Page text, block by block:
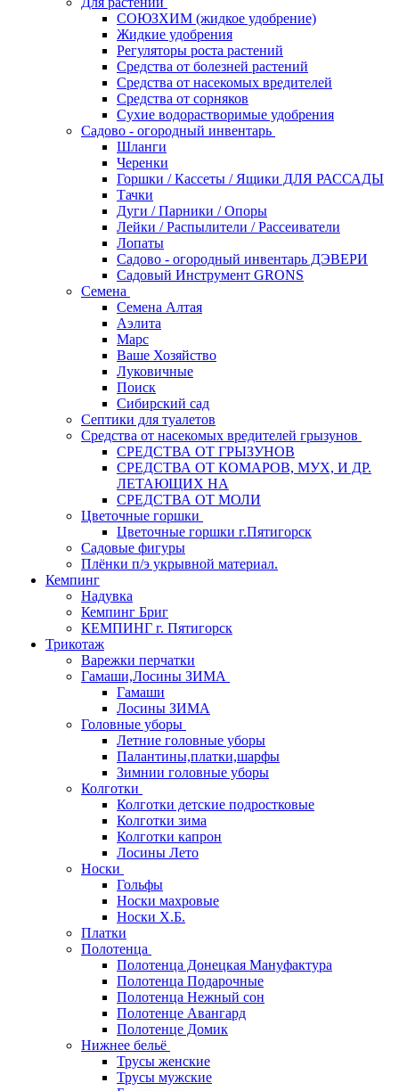
СОЮЗХИМ (жидкое удобрение)
Жидкие удобрения
Регуляторы роста растений
Средства от болезней растений
Средства от насекомых вредителей
Средства от сорняков
Сухие водорастворимые удобрения
Садово - огородный инвентарь
Шланги
Черенки
Горшки / Кассеты / Ящики ДЛЯ РАССАДЫ
Тачки
Дуги / Парники / Опоры
Лейки / Распылители / Рассеиватели
Лопаты
Садово - огородный инвентарь ДЭВЕРИ
Садовый Инструмент GRONS
Семена
Семена Алтая
Аэлита
Марс
Ваше Хозяйство
Луковичные
Поиск
Сибирский сад
Септики для туалетов
Средства от насекомых вредителей грызунов
СPEДСТВА ОТ ГРЫЗУНОВ
СРЕДСТВА ОТ КОМАРОВ, МУХ, И ДР.
ЛЕТАЮЩИХ НА
СРЕДСТВА ОТ МОЛИ
Цветочные горшки
Цветочные горшки г.Пятигорск
Садовые фигуры
Плёнки п/э укрывной материал.
Кемпинг
Надувка
Кемпинг Бриг
КЕМПИНГ г. Пятигорск
Трикотаж
Варежки перчатки
Гамаши,Лосины ЗИМА
Гамаши
Лосины ЗИМА
Головные уборы
Летние головные уборы
Палантины,платки,шарфы
Зимнии головные уборы
Колготки
Колготки детские подростковые
Колготки зима
Колготки капрон
Лосины Лето
Носки
Гольфы
Носки махровые
Носки Х.Б.
Платки
Полотенца
Полотенца Донецкая Мануфактура
Полотенца Подарочные
Полотенца Нежный сон
Полотенце Авангард
Полотенце Домик
Нижнее бельё
Трусы женские
Трусы мужские